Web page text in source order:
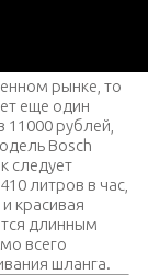
рынке, то
еще один
11000 рублей,
Bosch
следует
литров в час,
красивая
длинным
всего
шланга.